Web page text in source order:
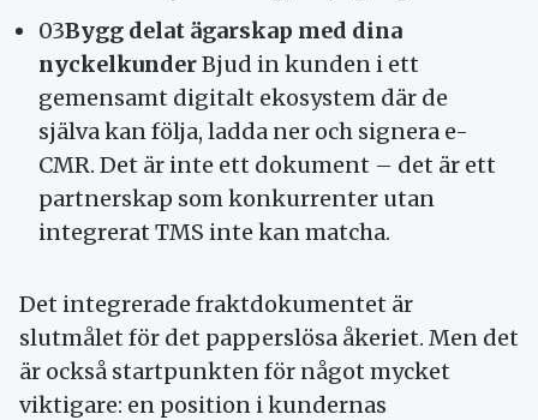
03Bygg delat ägarskap med dina
nyckelkunderBjud in kunden i ett
gemensamt digitalt ekosystem där de
själva kan följa, ladda ner och signera e-
CMR. Det är inte ett dokument – det är ett
partnerskap som konkurrenter utan
integrerat TMS inte kan matcha.
Det integrerade fraktdokumentet är
slutmålet för det papperslösa åkeriet. Men det
är också startpunkten för något mycket
viktigare: en position i kundernas